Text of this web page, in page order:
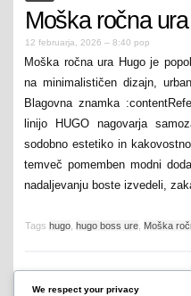
Moška ročna
12 februarja, 2026 – 8:40 pop
Moška ročna ura Hugo je
na minimalističen dizajn,
Blagovna znamka
linijo HUGO nagovarja
sodobno estetiko in
temveč pomemben modni
nadaljevanju boste izvedeli,
Tags hugo hugo boss ure Moška
We respect your privacy